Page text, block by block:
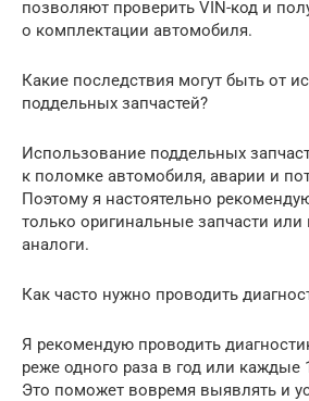
позволяют проверить VIN-код и
о комплектации автомобиля.
Какие последствия могут быть от
поддельных запчастей?
Использование поддельных
к поломке автомобиля, аварии и
Поэтому я настоятельно
только оригинальные запчасти
аналоги.
Как часто нужно проводить
Я рекомендую проводить
реже одного раза в год или каждые
Это поможет вовремя выявлять и